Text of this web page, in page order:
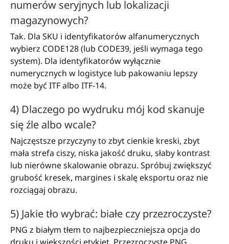
numerów seryjnych lub lokalizacji
magazynowych?
Tak. Dla SKU i identyfikatorów alfanumerycznych
wybierz CODE128 (lub CODE39, jeśli wymaga tego
system). Dla identyfikatorów wyłącznie
numerycznych w logistyce lub pakowaniu lepszy
może być ITF albo ITF-14.
4) Dlaczego po wydruku mój kod skanuje
się źle albo wcale?
Najczęstsze przyczyny to zbyt cienkie kreski, zbyt
mała strefa ciszy, niska jakość druku, słaby kontrast
lub nierówne skalowanie obrazu. Spróbuj zwiększyć
grubość kresek, margines i skalę eksportu oraz nie
rozciągaj obrazu.
5) Jakie tło wybrać: białe czy przezroczyste?
PNG z białym tłem to najbezpieczniejsza opcja do